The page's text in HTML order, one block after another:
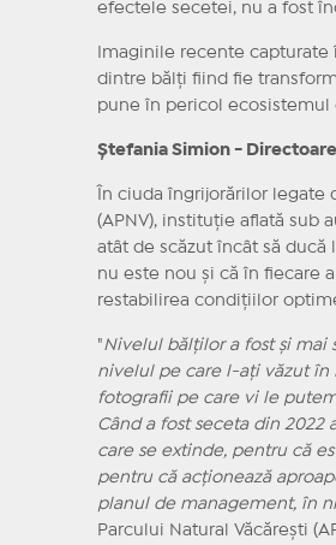
efectele secetei, nu a fost
Imaginile recente
dintre bălți fiind fie
pune în pericol ecosistemul
Ștefania Simion -
În ciuda îngrijorărilor legate
(APNV), instituție aflată sub
atât de scăzut încât să
nu este nou și că în fiecare
restabilirea condițiilor
"Nivelul bălților a fost și mai
nivelul pe care l-ați văzut în
fotografii pe care vi le
Când a fost seceta din 2022
care se extinde, pentru că
pentru că acționează
planul de management, în
Parcului Natural Văcărești